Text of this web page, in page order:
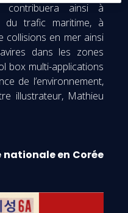
ainsi à
du trafic maritime, à
collisions en mer ainsi
dans les zones
box multi-applications
de l’environnement,
illustrateur, Mathieu
nationale en Corée